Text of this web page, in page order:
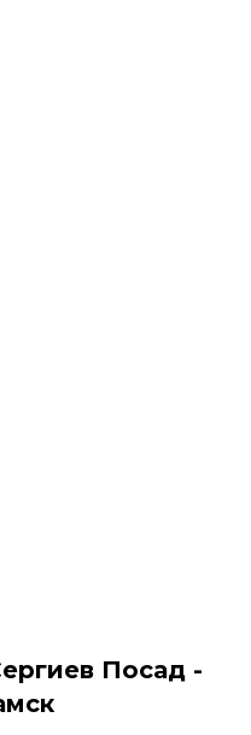
Посад -